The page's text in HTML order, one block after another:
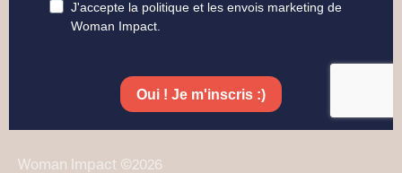
Woman Impact ©2026